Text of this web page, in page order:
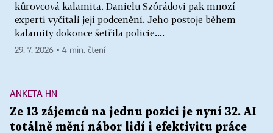
kůrovcová kalamita. Danielu Szórádovi pak mnozí
experti vyčítali její podcenění. Jeho postoje během
kalamity dokonce šetřila policie....
29. 7. 2026 ▪ 4 min. čtení
ANKETA HN
Ze 13 zájemců na jednu pozici je nyní 32. AI
totálně mění nábor lidí i efektivitu práce